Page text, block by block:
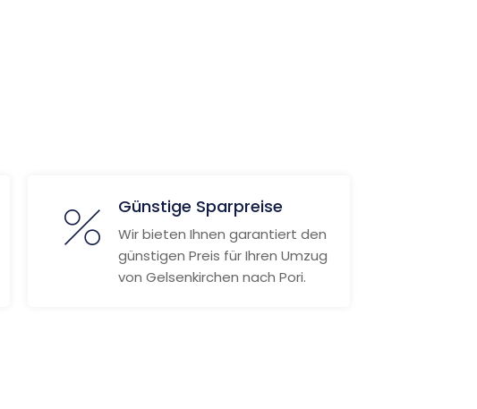
Günstige Sparpreise
Wir bieten Ihnen garantiert den
günstigen Preis für Ihren Umzug
von Gelsenkirchen nach Pori.